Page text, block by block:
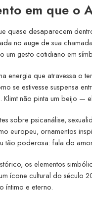
em que o
quase desaparecem
no auge de sua
um gesto cotidiano em
energia que atravessa o
se estivesse suspensa
não pinta um beijo —
sobre psicanálise,
europeu, ornamentos
tão poderosa: fala do
os elementos
ícone cultural do
íntimo e eterno.